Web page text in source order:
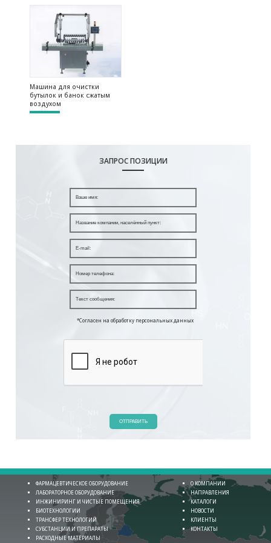
Машина для очистки
бутылок и банок сжатым
воздухом
ЗАПРОС ПОЗИЦИИ
*Согласен на обработку персональных данных
ОТПРАВИТЬ
ФАРМАЦЕВТИЧЕСКОЕ ОБОРУДОВАНИЕ
ЛАБОРАТОРНОЕ ОБОРУДОВАНИЕ
ИНЖИНИРИНГ И ЧИСТЫЕ ПОМЕЩЕНИЯ
БИОТЕХНОЛОГИИ
ТРАНСФЕР ТЕХНОЛОГИЙ
СУБСТАНЦИИ И ПРЕПАРАТЫ
РАСХОДНЫЕ МАТЕРИАЛЫ
О КОМПАНИИ
НАПРАВЛЕНИЯ
КАТАЛОГИ
НОВОСТИ
КЛИЕНТЫ
КОНТАКТЫ